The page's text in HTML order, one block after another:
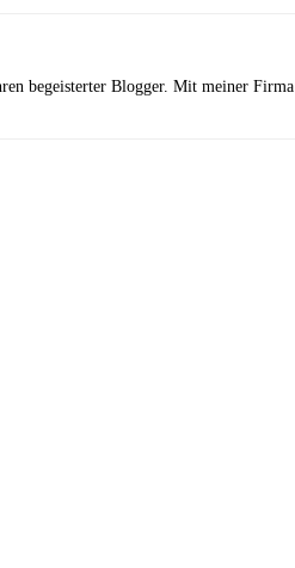
begeisterter Blogger. Mit meiner Firma